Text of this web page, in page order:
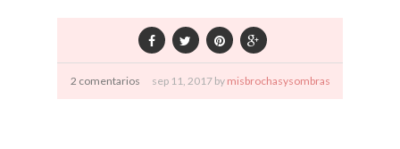
2 comentarios sep 11, 2017 by misbrochasysombras